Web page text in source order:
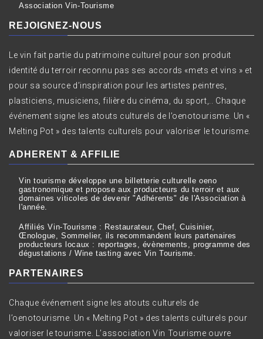
Association Vin-Tourisme
REJOIGNEZ-NOUS
Le vin fait partie du patrimoine culturel pour son produit
identité du terroir reconnu pas ses accords «mets et vins » et
pour sa source d’inspiration pour les artistes peintres,
plasticiens, musiciens, filière du cinéma, du sport,.. Chaque
événement signe les atouts culturels de l’oenotourisme. Un «
Melting Pot » des talents culturels pour valoriser le tourisme.
ADHERENT & AFFILIE
Vin tourisme développe une billetterie culturelle oeno
gastronomique et propose aux producteurs du terroir et aux
domaines viticoles de devenir "Adhérents" de l'Association à
l'année.
Affiliés Vin-Tourisme : Restaurateur, Chef, Cuisinier,
Œnologue, Sommelier, ils recommandent leurs partenaires
producteurs locaux : reportages, évènements, programme des
dégustations / Wine tasting avec Vin Tourisme.
PARTENAIRES
Chaque événement signe les atouts culturels de
l’oenotourisme. Un « Melting Pot » des talents culturels pour
valoriser le tourisme. L’association Vin Tourisme ouvre